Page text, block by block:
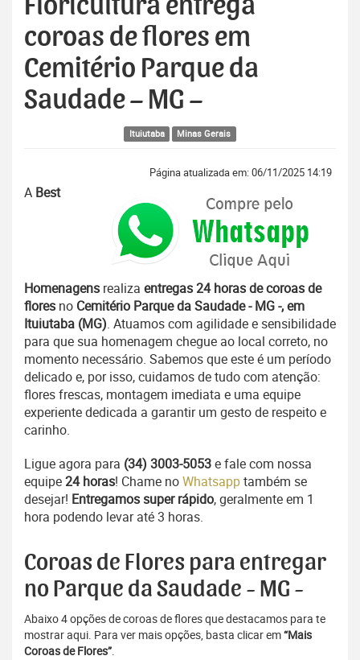
Floricultura entrega
coroas de flores em
Cemitério Parque da
Saudade – MG –
Ituiutaba Minas Gerais
Página atualizada em: 06/11/2025 14:19
A Best
Homenagens realiza entregas 24 horas de coroas de
flores no Cemitério Parque da Saudade - MG -, em
Ituiutaba (MG). Atuamos com agilidade e sensibilidade
para que sua homenagem chegue ao local correto, no
momento necessário. Sabemos que este é um período
delicado e, por isso, cuidamos de tudo com atenção:
flores frescas, montagem imediata e uma equipe
experiente dedicada a garantir um gesto de respeito e
carinho.
Ligue agora para (34) 3003-5053e fale com nossa
equipe24 horas! Chame noWhatsapptambém se
desejar! Entregamos super rápido, geralmente em 1
hora podendo levar até 3 horas.
Coroas de Flores para entregar
no Parque da Saudade - MG -
Abaixo 4 opções de coroas de flores que destacamos para te
mostrar aqui. Para ver mais opções, basta clicar em“Mais
Coroas de Flores”.